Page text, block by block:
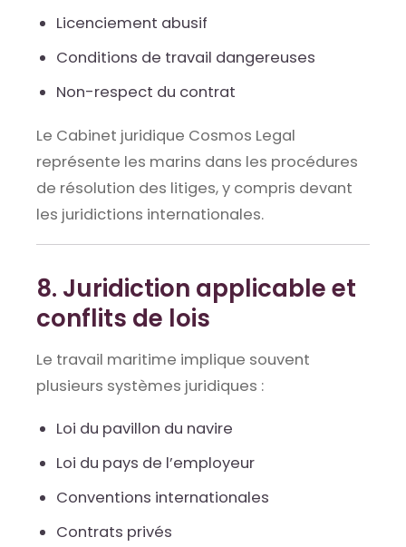
Licenciement abusif
Conditions de travail dangereuses
Non-respect du contrat
Le Cabinet juridique Cosmos Legal
représente les marins dans les procédures
de résolution des litiges, y compris devant
les juridictions internationales.
8. Juridiction applicable et
conflits de lois
Le travail maritime implique souvent
plusieurs systèmes juridiques :
Loi du pavillon du navire
Loi du pays de l’employeur
Conventions internationales
Contrats privés